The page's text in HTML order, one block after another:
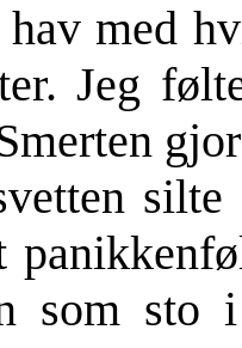
med
Jeg
silte
som sto